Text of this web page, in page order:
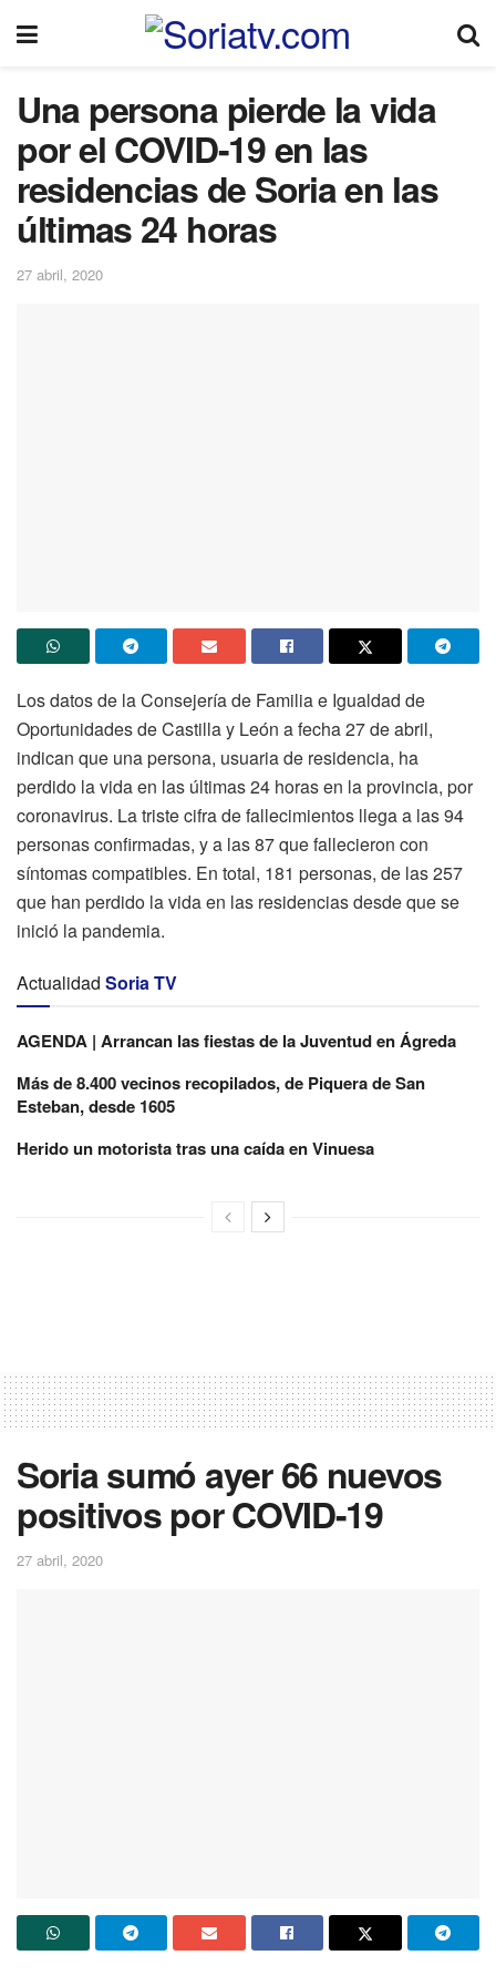
Una persona pierde la vida
por el COVID-19 en las
residencias de Soria en las
últimas 24 horas
27 abril, 2020
Los datos de la Consejería de Familia e Igualdad de
Oportunidades de Castilla y León a fecha 27 de abril,
indican que una persona, usuaria de residencia, ha
perdido la vida en las últimas 24 horas en la provincia, por
coronavirus. La triste cifra de fallecimientos llega a las 94
personas confirmadas, y a las 87 que fallecieron con
síntomas compatibles. En total, 181 personas, de las 257
que han perdido la vida en las residencias desde que se
inició la pandemia.
Actualidad Soria TV
AGENDA | Arrancan las fiestas de la Juventud en Ágreda
Más de 8.400 vecinos recopilados, de Piquera de San
Esteban, desde 1605
Herido un motorista tras una caída en Vinuesa
Soria sumó ayer 66 nuevos
positivos por COVID-19
27 abril, 2020